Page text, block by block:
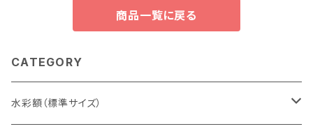
商品一覧に戻る
CATEGORY
水彩額（標準サイズ）